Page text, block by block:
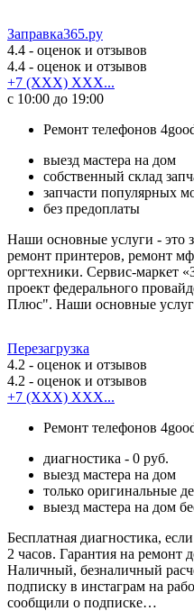
Заправка365.ру
4.4 - оценок и отзывов
4.4 - оценок и отзывов
+7 (XXX) XXX...
с 10:00 до 19:00
Ремонт телефонов
выезд мастера на дом
собственный склад
запчасти популярных
без предоплаты
Наши основные услуги - это
ремонт принтеров, ремонт
оргтехники. Сервис-маркет
проект федерального
Плюс". Наши основные
Перезагрузка
4.2 - оценок и отзывов
4.2 - оценок и отзывов
+7 (XXX) XXX...
Ремонт телефонов
диагностика - 0 руб.
выезд мастера на дом
только оригинальные
выезд мастера на дом
Бесплатная диагностика,
2 часов. Гарантия на ремонт
Наличный, безналичный
подписку в инстаграм на
сообщили о подписке…